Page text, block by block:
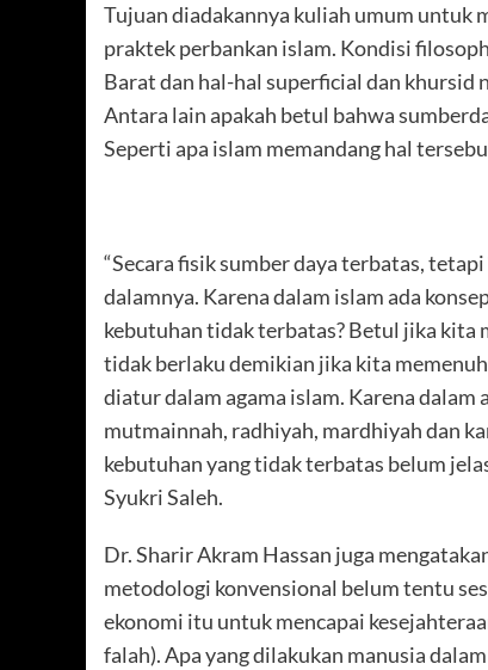
Tujuan diadakannya kuliah umum untuk
praktek perbankan islam. Kondisi
Barat dan hal-hal superficial dan khursid
Antara lain apakah betul bahwa
Seperti apa islam memandang hal
“Secara fisik sumber daya terbatas,
dalamnya. Karena dalam islam ada
kebutuhan tidak terbatas? Betul jika kita
tidak berlaku demikian jika kita
diatur dalam agama islam. Karena
mutmainnah, radhiyah, mardhiyah dan
kebutuhan yang tidak terbatas belum
Syukri Saleh.
Dr. Sharir Akram Hassan juga
metodologi konvensional belum tentu
ekonomi itu untuk mencapai
falah). Apa yang dilakukan manusia